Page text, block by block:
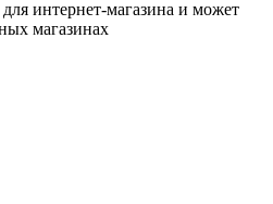
интернет-магазина и может
магазинах